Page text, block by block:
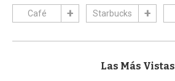
Café Starbucks
Las Más Vistas